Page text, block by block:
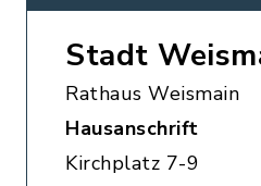
Stadt
Rathaus Weismain
Hausanschrift
Kirchplatz 7-9